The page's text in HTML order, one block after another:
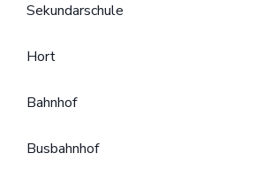
Sekundarschule
Hort
Bahnhof
Busbahnhof